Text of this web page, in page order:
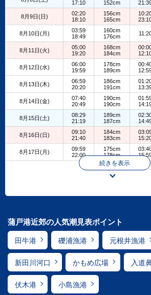
17:10
152cm
8月9日(日)
02:20
18:10
156cm
165cm
8月10日(月)
03:59
18:49
160cm
176cm
8月11日(火)
05:00
19:20
168cm
184cm
8月12日(水)
06:00
19:59
178cm
189cm
8月13日(木)
06:59
20:20
186cm
191cm
8月14日(金)
07:40
20:49
190cm
190cm
8月15日(土)
08:29
21:19
189cm
187cm
8月16日(日)
09:10
21:40
184cm
183cm
8月17日(月)
09:59
22:00
175cm
178cm
続きを表示
蒲戸港近郊の人気潮見表ポイント
田牛港 礫浦漁港 元根井漁港
新田川河口 かもめ広場 入道
伏木港 小島漁港